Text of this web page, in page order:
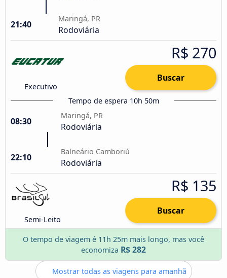
21:40
Maringá, PR
Rodoviária
Executivo
R$ 270
Buscar
Tempo de espera 10h 50m
08:30
Maringá, PR
Rodoviária
22:10
Balneário Camboriú
Rodoviária
Semi-Leito
R$ 135
Buscar
O tempo de viagem é 11h 25m mais longo, mas você
economiza R$ 282
Mostrar todas as viagens para amanhã